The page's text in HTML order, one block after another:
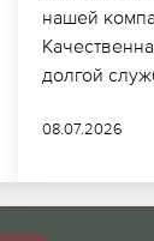
нашей
долгой
08.07.2026